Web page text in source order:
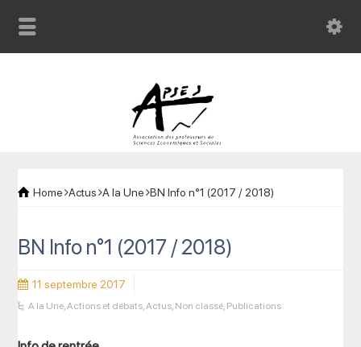
Home Actus A la Une BN Info n°1 (2017 / 2018)
BN Info n°1 (2017 / 2018)
11 septembre 2017
A la Une,Actions et débats,Actus, Non classé, Publications